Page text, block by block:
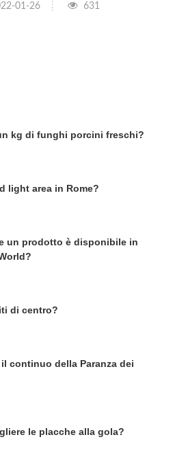
01-26 631
kg di funghi porcini freschi?
light area in Rome?
un prodotto è disponibile in
di centro?
continuo della Paranza dei
le placche alla gola?